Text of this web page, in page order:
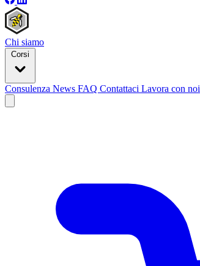
Chi siamo
Corsi
Consulenza News FAQ Contattaci Lavora con noi